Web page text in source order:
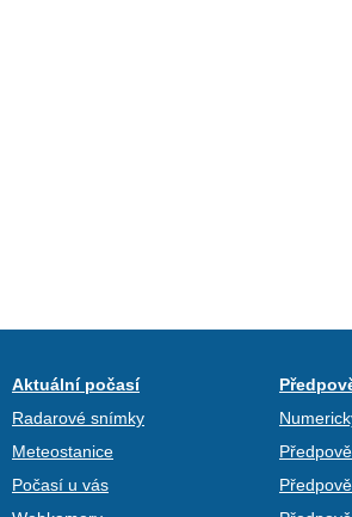
Aktuální počasí
Radarové snímky
Meteostanice
Počasí u vás